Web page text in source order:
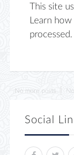
This site
Learn
processed.
No more posts
Social